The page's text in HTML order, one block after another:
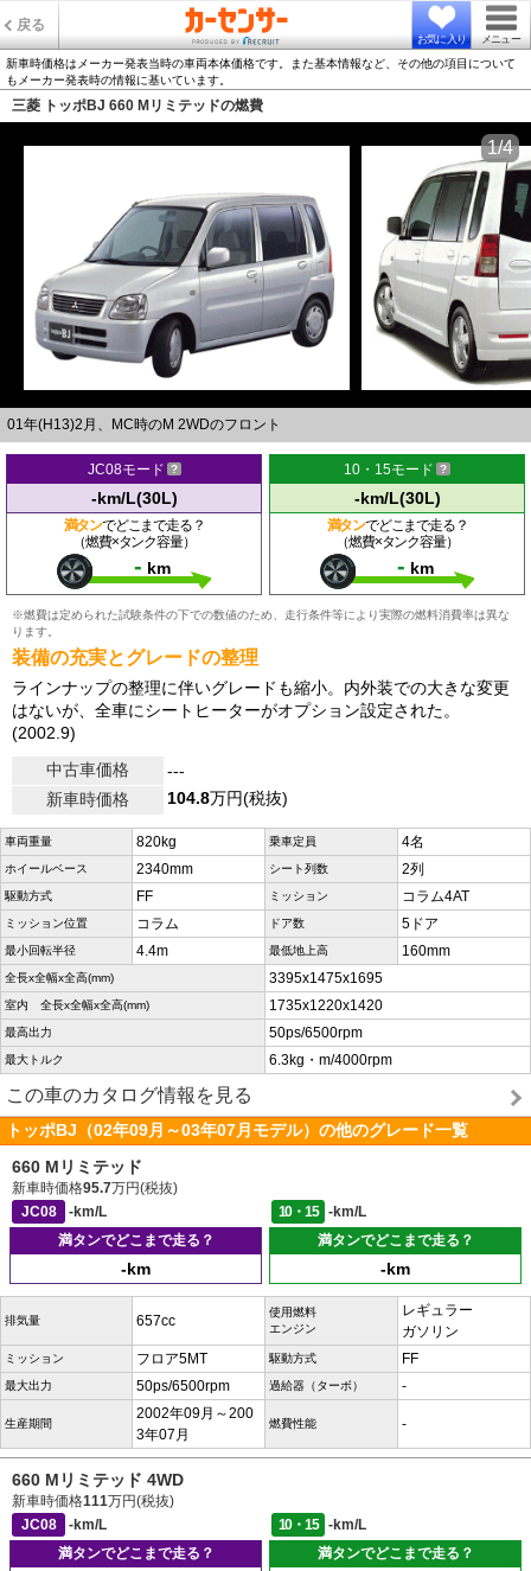
戻る
お気に入り メニュー
新車時価格はメーカー発表当時の車両本体価格です。また基本情報など、その他の項目について
もメーカー発表時の情報に基いています。
三菱 トッポBJ 660 Mリミテッドの燃費
01年(H13)2月、MC時のM 2WDのフロント
1/4
JC08モード
-km/L(30L)
満タンでどこまで走る？
（燃費×タンク容量）
- km
10・15モード
-km/L(30L)
満タンでどこまで走る？
（燃費×タンク容量）
- km
※燃費は定められた試験条件の下での数値のため、走行条件等により実際の燃料消費率は異な
ります。
装備の充実とグレードの整理
ラインナップの整理に伴いグレードも縮小。内外装での大きな変更
はないが、全車にシートヒーターがオプション設定された。
(2002.9)
中古車価格
---
新車時価格
104.8万円(税抜)
車両重量 820kg 乗車定員 4名
ホイールベース 2340mm シート列数 2列
駆動方式 FF ミッション コラム4AT
ミッション位置 コラム ドア数 5ドア
最小回転半径 4.4m 最低地上高 160mm
全長x全幅x全高(mm) 3395x1475x1695
室内 全長x全幅x全高(mm) 1735x1220x1420
最高出力 50ps/6500rpm
最大トルク 6.3kg・m/4000rpm
この車のカタログ情報を見る
トッポBJ（02年09月～03年07月モデル）の他のグレード一覧
660 Mリミテッド
新車時価格95.7万円(税抜)
JC08
-km/L 10・15
-km/L
満タンでどこまで走る？
-km
満タンでどこまで走る？
-km
排気量 657cc
使用燃料
エンジン
レギュラー
ガソリン
ミッション フロア5MT 駆動方式 FF
最大出力 50ps/6500rpm 過給器（ターボ） -
生産期間
2002年09月～200
3年07月
燃費性能 -
660 Mリミテッド 4WD
新車時価格111万円(税抜)
JC08
-km/L 10・15
-km/L
満タンでどこまで走る？
満タンでどこまで走る？